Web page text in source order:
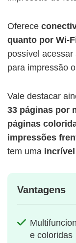
Oferece
quanto por Wi-
possível
para impressão
Vale destacar
33 páginas por
páginas
impressões
tem uma incrível
Vantagens
e coloridas